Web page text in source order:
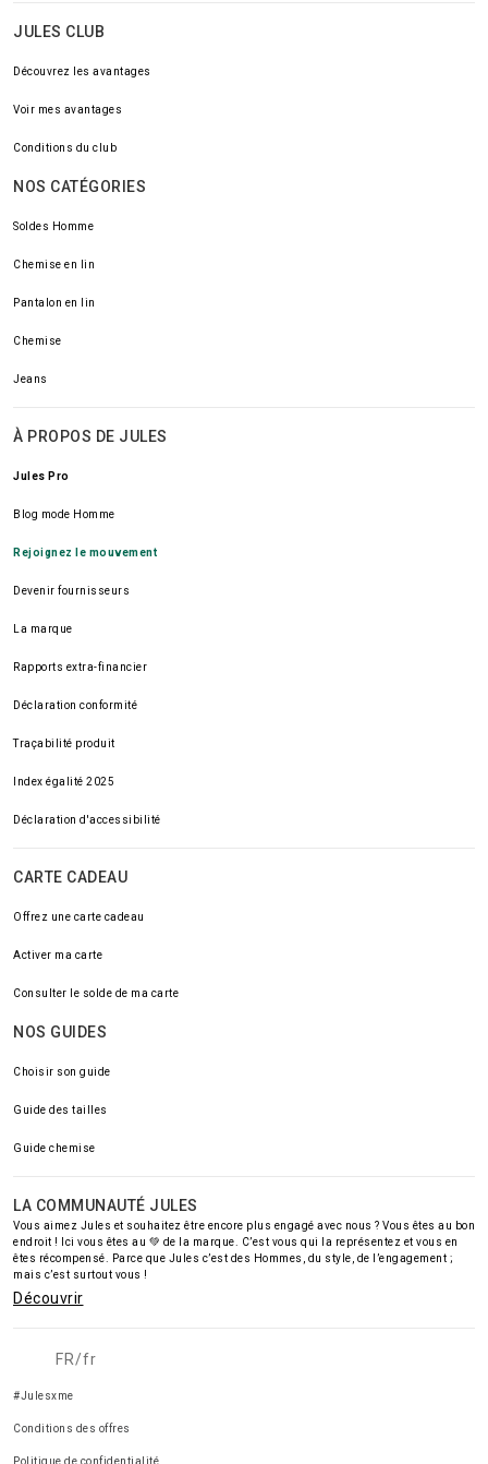
JULES CLUB
Découvrez les avantages
Voir mes avantages
Conditions du club
NOS CATÉGORIES
Soldes Homme
Chemise en lin
Pantalon en lin
Chemise
Jeans
À PROPOS DE JULES
Jules Pro
Blog mode Homme
Rejoignez le mouvement
Devenir fournisseurs
La marque
Rapports extra-financier
Déclaration conformité
Traçabilité produit
Index égalité 2025
Déclaration d'accessibilité
CARTE CADEAU
Offrez une carte cadeau
Activer ma carte
Consulter le solde de ma carte
NOS GUIDES
Choisir son guide
Guide des tailles
Guide chemise
LA COMMUNAUTÉ JULES
Vous aimez Jules et souhaitez être encore plus engagé avec nous ? Vous êtes au bon
endroit ! Ici vous êtes au 💚 de la marque. C’est vous qui la représentez et vous en
êtes récompensé. Parce que Jules c’est des Hommes, du style, de l’engagement ;
mais c’est surtout vous !
Découvrir
FR/fr
#Julesxme
Conditions des offres
Politique de confidentialité